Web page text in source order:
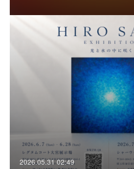
2026.05.31 02:49